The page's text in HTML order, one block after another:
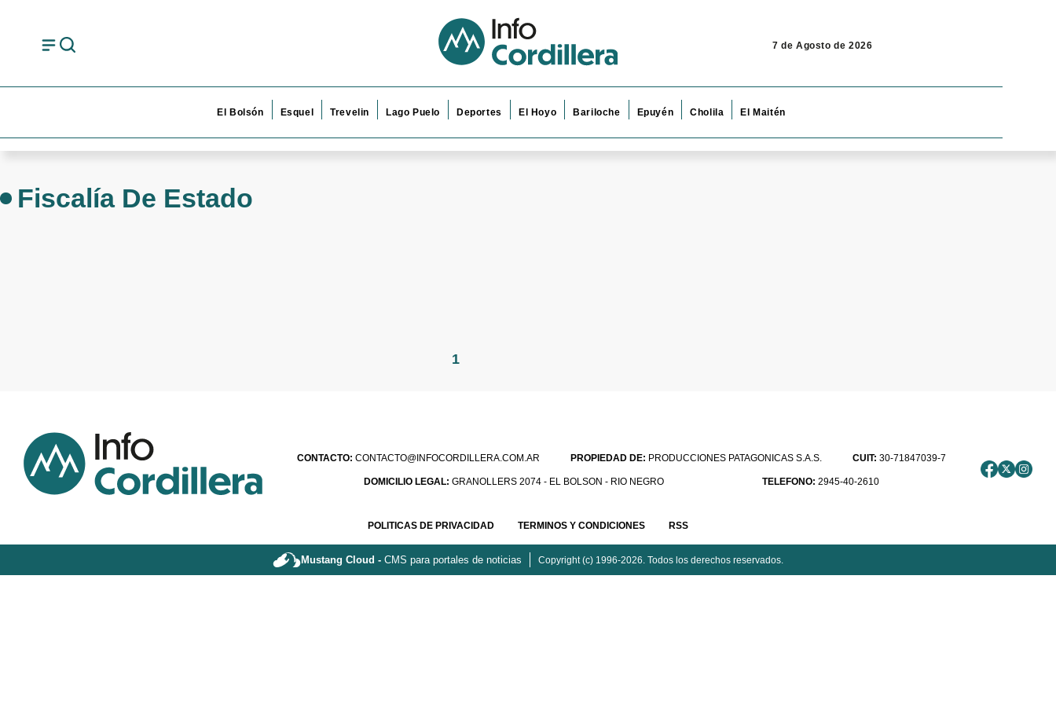
7 de Agosto de 2026
El Bolsón Esquel Trevelin Lago Puelo Deportes El Hoyo Bariloche Epuyén Cholila El Maitén
Fiscalía De Estado
1
CONTACTO: CONTACTO@INFOCORDILLERA.COM.AR PROPIEDAD DE: PRODUCCIONES PATAGONICAS S.A.S. CUIT: 30-71847039-7
DOMICILIO LEGAL:GRANOLLERS 2074 - EL BOLSON - RIO NEGRO TELEFONO: 2945-40-2610
POLITICAS DE PRIVACIDAD TERMINOS Y CONDICIONES RSS
Mustang Cloud - CMS para portales de noticias Copyright (c) 1996-2026. Todos los derechos reservados.